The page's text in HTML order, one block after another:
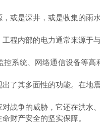
是深井，或是收集的雨
内部的电力通常来源于
统、网络通信设备等高
其多面性的功能。在地
争的威胁，它还在洪水
财产安全的坚实保障。